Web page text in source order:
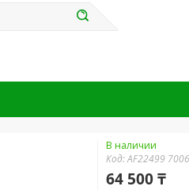
В наличии
Код:AF22499
64 500 ₸